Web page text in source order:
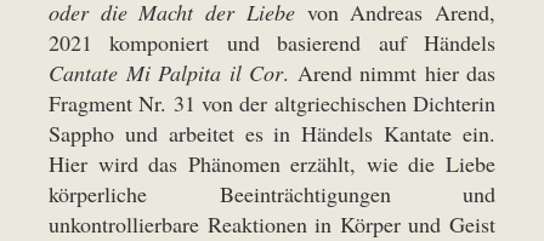
oder die Macht der Liebevon Andreas Arend,
2021 komponiert und basierend auf Händels
Cantate Mi Palpita il Cor. Arend nimmt hier das
Fragment Nr. 31 von der altgriechischen Dichterin
Sappho und arbeitet es in Händels Kantate ein.
Hier wird das Phänomen erzählt, wie die Liebe
körperliche Beeinträchtigungen und
unkontrollierbare Reaktionen in Körper und Geist